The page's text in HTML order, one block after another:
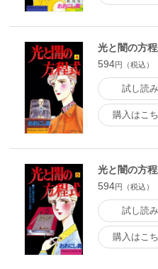
光と闇の方
594円（税込）
試し読み
購入はこ
光と闇の方
594円（税込）
試し読み
購入はこ